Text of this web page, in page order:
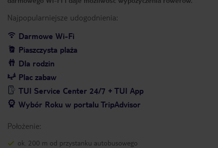
Najpopularniejsze udogodnienia:
Darmowe Wi-Fi
Piaszczysta plaża
Dla rodzin
Plac zabaw
TUI Service Center 24/7 + TUI App
Wybór Roku w portalu TripAdvisor
Położenie:
ok. 200 m od przystanku autobusowego